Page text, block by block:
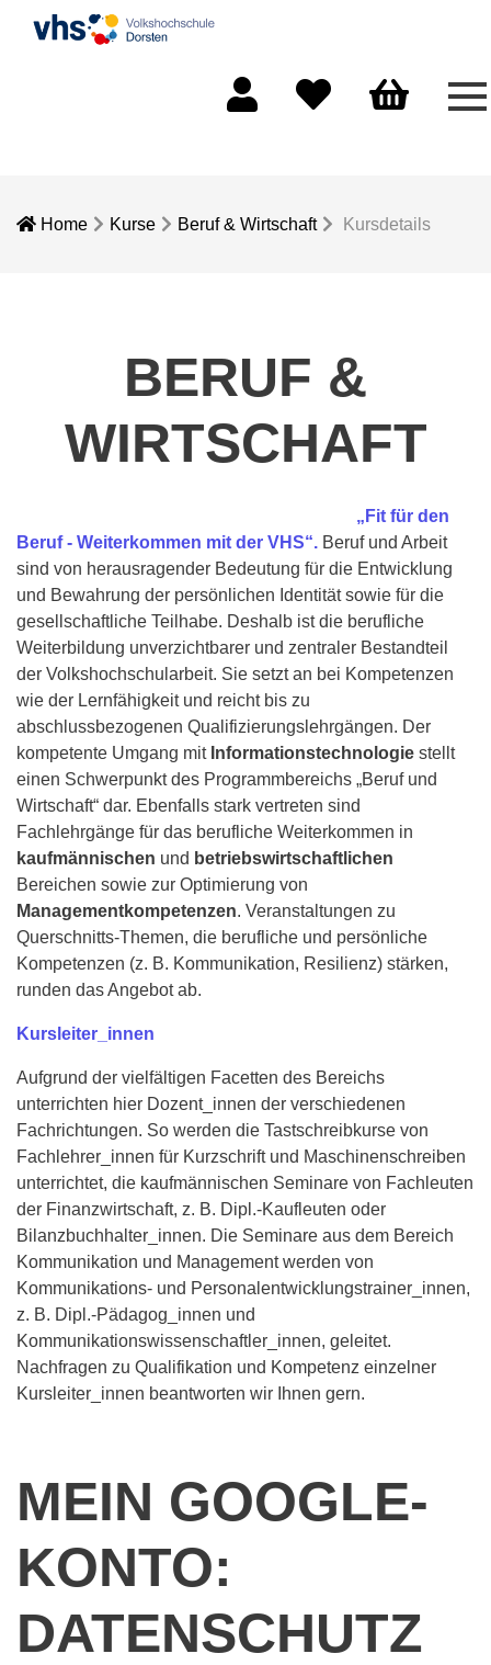
Home Kurse Beruf & Wirtschaft Kursdetails
BERUF &
WIRTSCHAFT
„Fit für den
Beruf - Weiterkommen mit der VHS“. Beruf und Arbeit
sind von herausragender Bedeutung für die Entwicklung
und Bewahrung der persönlichen Identität sowie für die
gesellschaftliche Teilhabe. Deshalb ist die berufliche
Weiterbildung unverzichtbarer und zentraler Bestandteil
der Volkshochschularbeit. Sie setzt an bei Kompetenzen
wie der Lernfähigkeit und reicht bis zu
abschlussbezogenen Qualifizierungslehrgängen. Der
kompetente Umgang mit Informationstechnologie stellt
einen Schwerpunkt des Programmbereichs „Beruf und
Wirtschaft“ dar. Ebenfalls stark vertreten sind
Fachlehrgänge für das berufliche Weiterkommen in
kaufmännischen und betriebswirtschaftlichen
Bereichen sowie zur Optimierung von
Managementkompetenzen. Veranstaltungen zu
Querschnitts-Themen, die berufliche und persönliche
Kompetenzen (z. B. Kommunikation, Resilienz) stärken,
runden das Angebot ab.
Kursleiter_innen
Aufgrund der vielfältigen Facetten des Bereichs
unterrichten hier Dozent_innen der verschiedenen
Fachrichtungen. So werden die Tastschreibkurse von
Fachlehrer_innen für Kurzschrift und Maschinenschreiben
unterrichtet, die kaufmännischen Seminare von Fachleuten
der Finanzwirtschaft, z. B. Dipl.-Kaufleuten oder
Bilanzbuchhalter_innen. Die Seminare aus dem Bereich
Kommunikation und Management werden von
Kommunikations- und Personalentwicklungstrainer_innen,
z. B. Dipl.-Pädagog_innen und
Kommunikationswissenschaftler_innen, geleitet.
Nachfragen zu Qualifikation und Kompetenz einzelner
Kursleiter_innen beantworten wir Ihnen gern.
MEIN GOOGLE-
KONTO:
DATENSCHUTZ